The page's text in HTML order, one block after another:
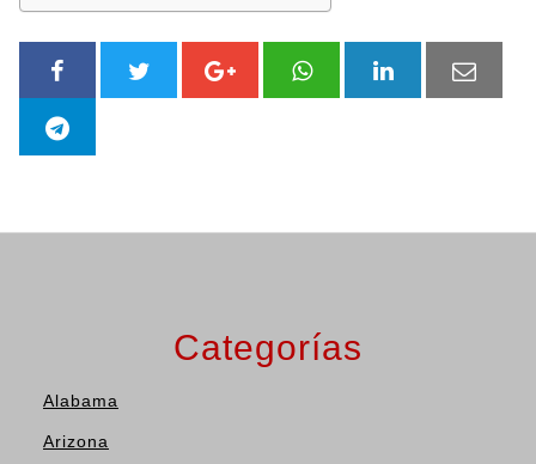
Categorías
Alabama
Arizona